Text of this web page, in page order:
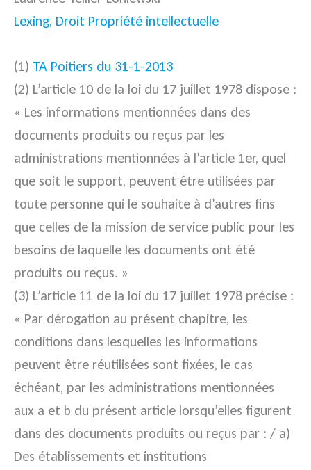
Lexing, Droit Propriété intellectuelle
(1) TA Poitiers du 31-1-2013
(2) L’article 10 de la loi du 17 juillet 1978 dispose :
« Les informations mentionnées dans des
documents produits ou reçus par les
administrations mentionnées à l’article 1er, quel
que soit le support, peuvent être utilisées par
toute personne qui le souhaite à d’autres fins
que celles de la mission de service public pour les
besoins de laquelle les documents ont été
produits ou reçus. »
(3) L’article 11 de la loi du 17 juillet 1978 précise :
« Par dérogation au présent chapitre, les
conditions dans lesquelles les informations
peuvent être réutilisées sont fixées, le cas
échéant, par les administrations mentionnées
aux a et b du présent article lorsqu’elles figurent
dans des documents produits ou reçus par : / a)
Des établissements et institutions